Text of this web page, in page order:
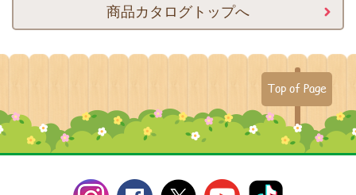
商品カタログトップへ
Top of Page